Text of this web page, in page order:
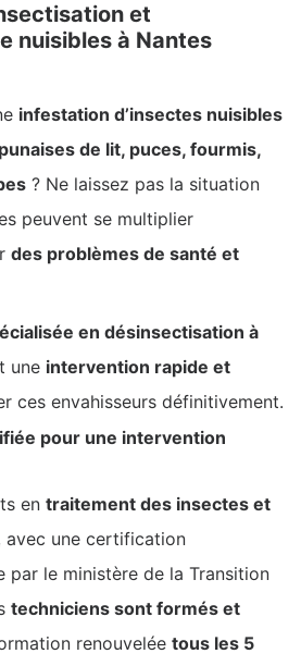
et
nuisibles à Nantes
infestation d’insectes nuisibles
de lit, puces, fourmis,
? Ne laissez pas la situation
peuvent se multiplier
des problèmes de santé et
en désinsectisation à
une intervention rapide et
ces envahisseurs définitivement.
pour une intervention
en traitement des insectes et
avec une certification
par le ministère de la Transition
techniciens sont formés et
renouvelée tous les 5